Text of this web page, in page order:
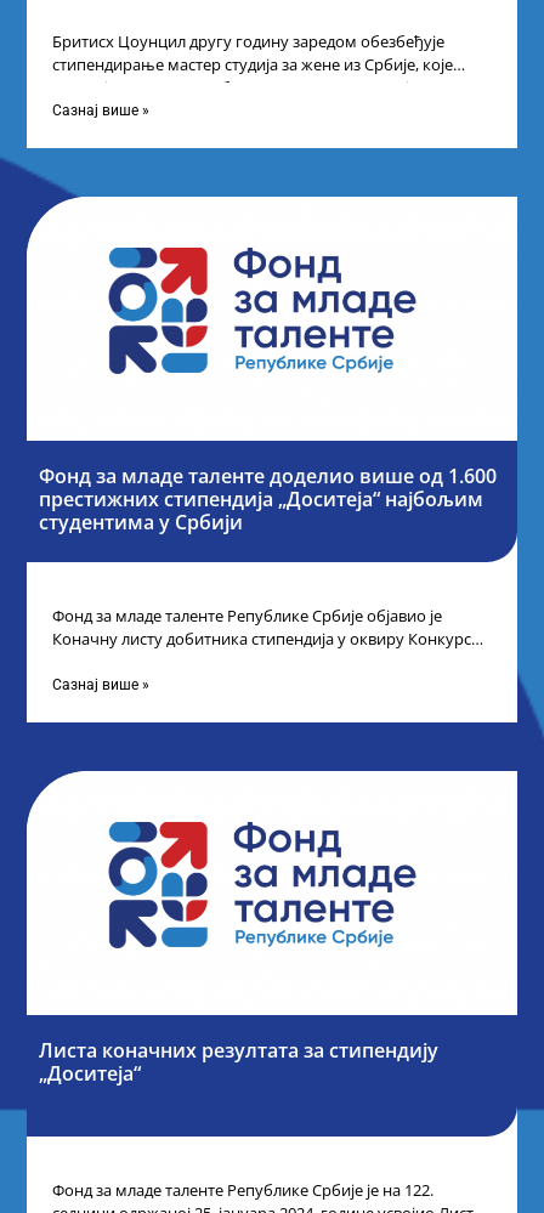
Бритисх Цоунцил другу годину заредом обезбеђује
стипендирање мастер студија за жене из Србије, које
поседују диплому из области науке, технологије,
Сазнај више »
Фонд за младе таленте доделио више од 1.600
престижних стипендија „Доситеја“ најбољим
студентима у Србији
Фонд за младе таленте Републике Србије објавио је
Коначну листу добитника стипендија у оквиру Конкурса
Сазнај више »
Листа коначних резултата за стипендију
„Доситеја“
Фонд за младе таленте Републике Србије је на 122.